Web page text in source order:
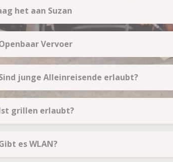
het aan Suzan
Vervoer
junge Alleinreisende erlaubt?
grillen erlaubt?
es WLAN?